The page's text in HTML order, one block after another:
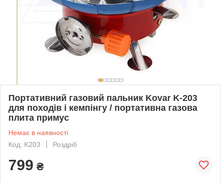
Портативний газовий пальник Kovar K-203
для походів і кемпінгу / портативна газова
плита примус
Немає в наявності
Код: K203
Роздріб
799 ₴